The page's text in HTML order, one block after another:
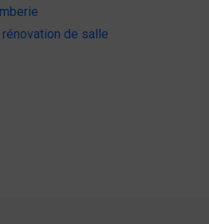
rénovation de salle